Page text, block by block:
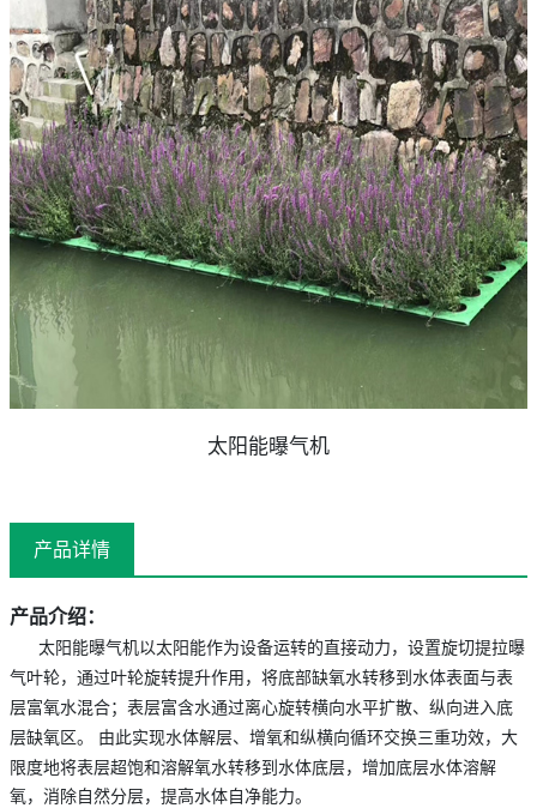
太阳能曝气机
产品详情
产品介绍：
太阳能曝气机以太阳能作为设备运转的直接动力，设置旋切提拉曝
气叶轮，通过叶轮旋转提升作用，将底部缺氧水转移到水体表面与表
层富氧水混合；表层富含水通过离心旋转横向水平扩散、纵向进入底
层缺氧区。
由此实现水体解层、增氧和纵横向循环交换三重功效，大
限度地将表层超饱和溶解氧水转移到水体底层，增加底层水体溶解
氧，消除自然分层，提高水体自净能力。